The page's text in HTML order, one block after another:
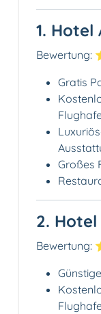
1. Hotel
Gratis
Großes
2. Hotel
Bewertung: